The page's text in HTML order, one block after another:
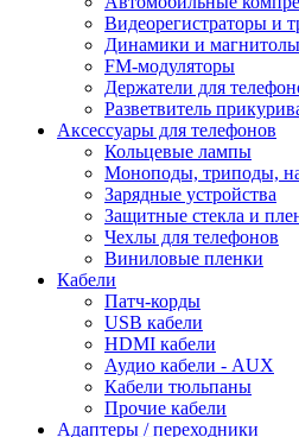
Видеорегистраторы и
Динамики и магнитолы
FM-модуляторы
Держатели для
Разветвитель
Аксессуары для телефонов
Кольцевые лампы
Моноподы, триподы,
Зарядные устройства
Защитные стекла и
Чехлы для телефонов
Виниловые пленки
Кабели
Патч-корды
USB кабели
HDMI кабели
Аудио кабели - AUX
Кабели тюльпаны
Прочие кабели
Адаптеры / переходники